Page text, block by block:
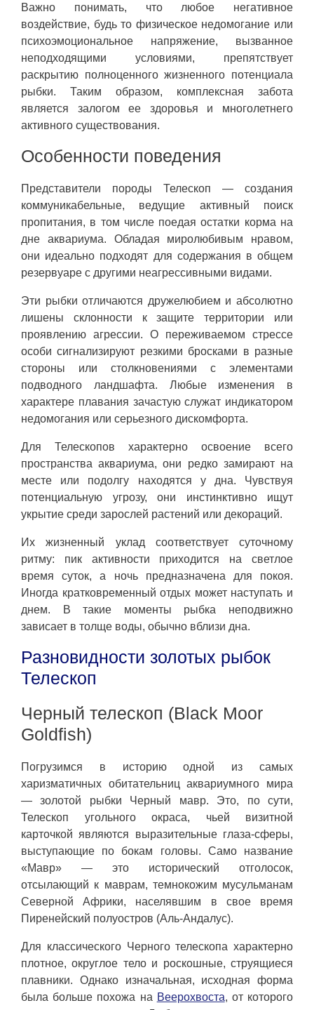
Важно понимать, что любое негативное
воздействие, будь то физическое недомогание или
психоэмоциональное напряжение, вызванное
неподходящими условиями, препятствует
раскрытию полноценного жизненного потенциала
рыбки. Таким образом, комплексная забота
является залогом ее здоровья и многолетнего
активного существования.
Особенности поведения
Представители породы Телескоп — создания
коммуникабельные, ведущие активный поиск
пропитания, в том числе поедая остатки корма на
дне аквариума. Обладая миролюбивым нравом,
они идеально подходят для содержания в общем
резервуаре с другими неагрессивными видами.
Эти рыбки отличаются дружелюбием и абсолютно
лишены склонности к защите территории или
проявлению агрессии. О переживаемом стрессе
особи сигнализируют резкими бросками в разные
стороны или столкновениями с элементами
подводного ландшафта. Любые изменения в
характере плавания зачастую служат индикатором
недомогания или серьезного дискомфорта.
Для Телескопов характерно освоение всего
пространства аквариума, они редко замирают на
месте или подолгу находятся у дна. Чувствуя
потенциальную угрозу, они инстинктивно ищут
укрытие среди зарослей растений или декораций.
Их жизненный уклад соответствует суточному
ритму: пик активности приходится на светлое
время суток, а ночь предназначена для покоя.
Иногда кратковременный отдых может наступать и
днем. В такие моменты рыбка неподвижно
зависает в толще воды, обычно вблизи дна.
Разновидности золотых рыбок
Телескоп
Черный телескоп (Black Moor
Goldfish)
Погрузимся в историю одной из самых
харизматичных обитательниц аквариумного мира
— золотой рыбки Черный мавр. Это, по сути,
Телескоп угольного окраса, чьей визитной
карточкой являются выразительные глаза-сферы,
выступающие по бокам головы. Само название
«Мавр» — это исторический отголосок,
отсылающий к маврам, темнокожим мусульманам
Северной Африки, населявшим в свое время
Пиренейский полуостров (Аль-Андалус).
Для классического Черного телескопа характерно
плотное, округлое тело и роскошные, струящиеся
плавники. Однако изначальная, исходная форма
была больше похожа на Веерохвоста, от которого